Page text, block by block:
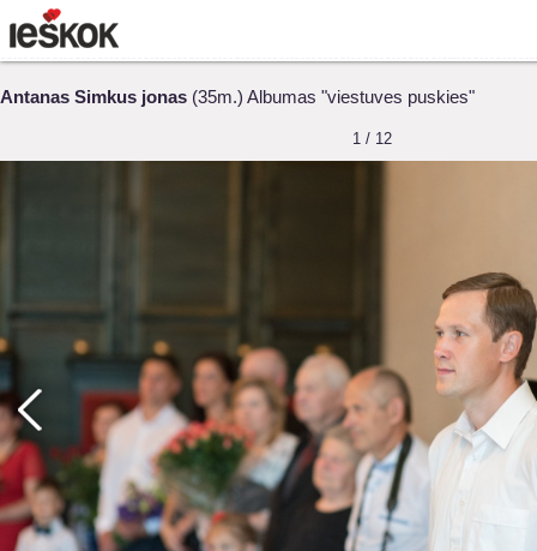
Antanas Simkus jonas (35m.) Albumas "viestuves puskies"
1 / 12